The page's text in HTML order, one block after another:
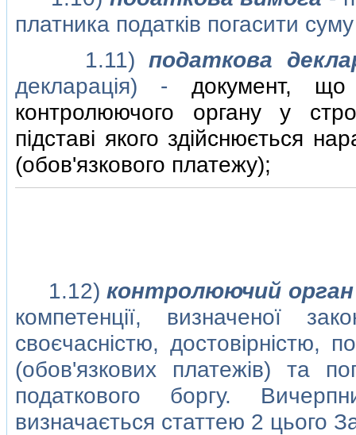
платника податкiв погасити
1.11)податкова
декларацiя) - документ, що
контролюючого органу у
пiдставi якого здiйснюється
(обов'язкового платежу);
1.12)контролюючий орган
компетенцiї, визначеної
своєчаснiстю, достовiрнiстю,
(обов'язкових платежiв) та
податкового боргу.
визначається статтею 2 цього